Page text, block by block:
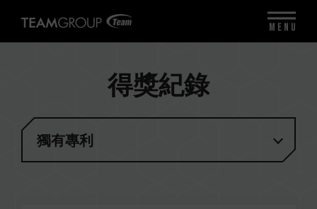
得獎紀錄
獨有專利
MENU